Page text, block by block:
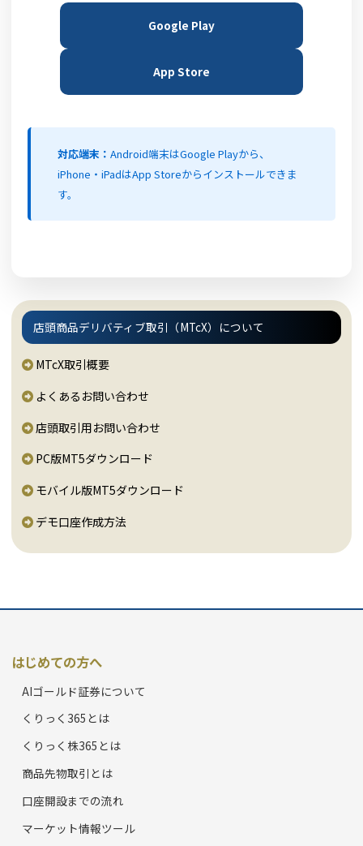
Google Play
App Store
対応端末：Android端末はGoogle Playから、
iPhone・iPadはApp Storeからインストールできま
す。
店頭商品デリバティブ取引（MTcX）について
MTcX取引概要
よくあるお問い合わせ
店頭取引用お問い合わせ
PC版MT5ダウンロード
モバイル版MT5ダウンロード
デモ口座作成方法
はじめての方へ
AIゴールド証券について
くりっく365とは
くりっく株365とは
商品先物取引とは
口座開設までの流れ
マーケット情報ツール